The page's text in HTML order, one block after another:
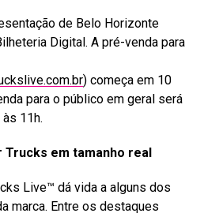
de Belo Horizonte
Digital. A pré-venda para
) começa em 10
para o público em geral será
11h.
em tamanho real
Live™ dá vida a alguns dos
marca. Entre os destaques